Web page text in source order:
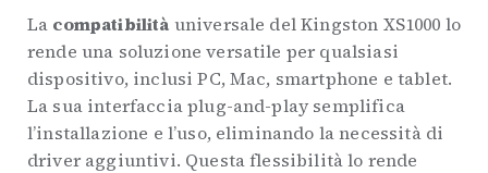
La compatibilità universale del Kingston XS1000 lo
rende una soluzione versatile per qualsiasi
dispositivo, inclusi PC, Mac, smartphone e tablet.
La sua interfaccia plug-and-play semplifica
l’installazione e l’uso, eliminando la necessità di
driver aggiuntivi. Questa flessibilità lo rende